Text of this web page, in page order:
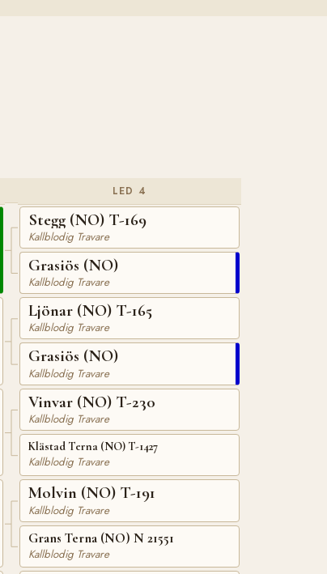
LED 4
Stegg (NO) T-169
Kallblodig Travare
Grasiös (NO)
Kallblodig Travare
Ljönar (NO) T-165
Kallblodig Travare
Grasiös (NO)
Kallblodig Travare
Vinvar (NO) T-230
Kallblodig Travare
Klästad Terna (NO) T-1427
Kallblodig Travare
Molvin (NO) T-191
Kallblodig Travare
Grans Terna (NO) N 21551
Kallblodig Travare